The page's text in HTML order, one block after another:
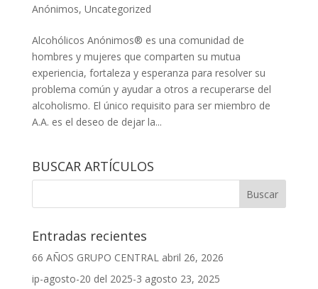
Anónimos, Uncategorized
Alcohólicos Anónimos® es una comunidad de
hombres y mujeres que comparten su mutua
experiencia, fortaleza y esperanza para resolver su
problema común y ayudar a otros a recuperarse del
alcoholismo. El único requisito para ser miembro de
A.A. es el deseo de dejar la...
BUSCAR ARTÍCULOS
Entradas recientes
66 AÑOS GRUPO CENTRAL abril 26, 2026
ip-agosto-20 del 2025-3 agosto 23, 2025